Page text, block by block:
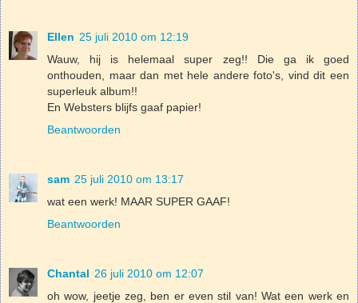
Ellen 25 juli 2010 om 12:19
Wauw, hij is helemaal super zeg!! Die ga ik goed
onthouden, maar dan met hele andere foto's, vind dit een
superleuk album!!
En Websters blijfs gaaf papier!
Beantwoorden
sam 25 juli 2010 om 13:17
wat een werk! MAAR SUPER GAAF!
Beantwoorden
Chantal 26 juli 2010 om 12:07
oh wow, jeetje zeg, ben er even stil van! Wat een werk en